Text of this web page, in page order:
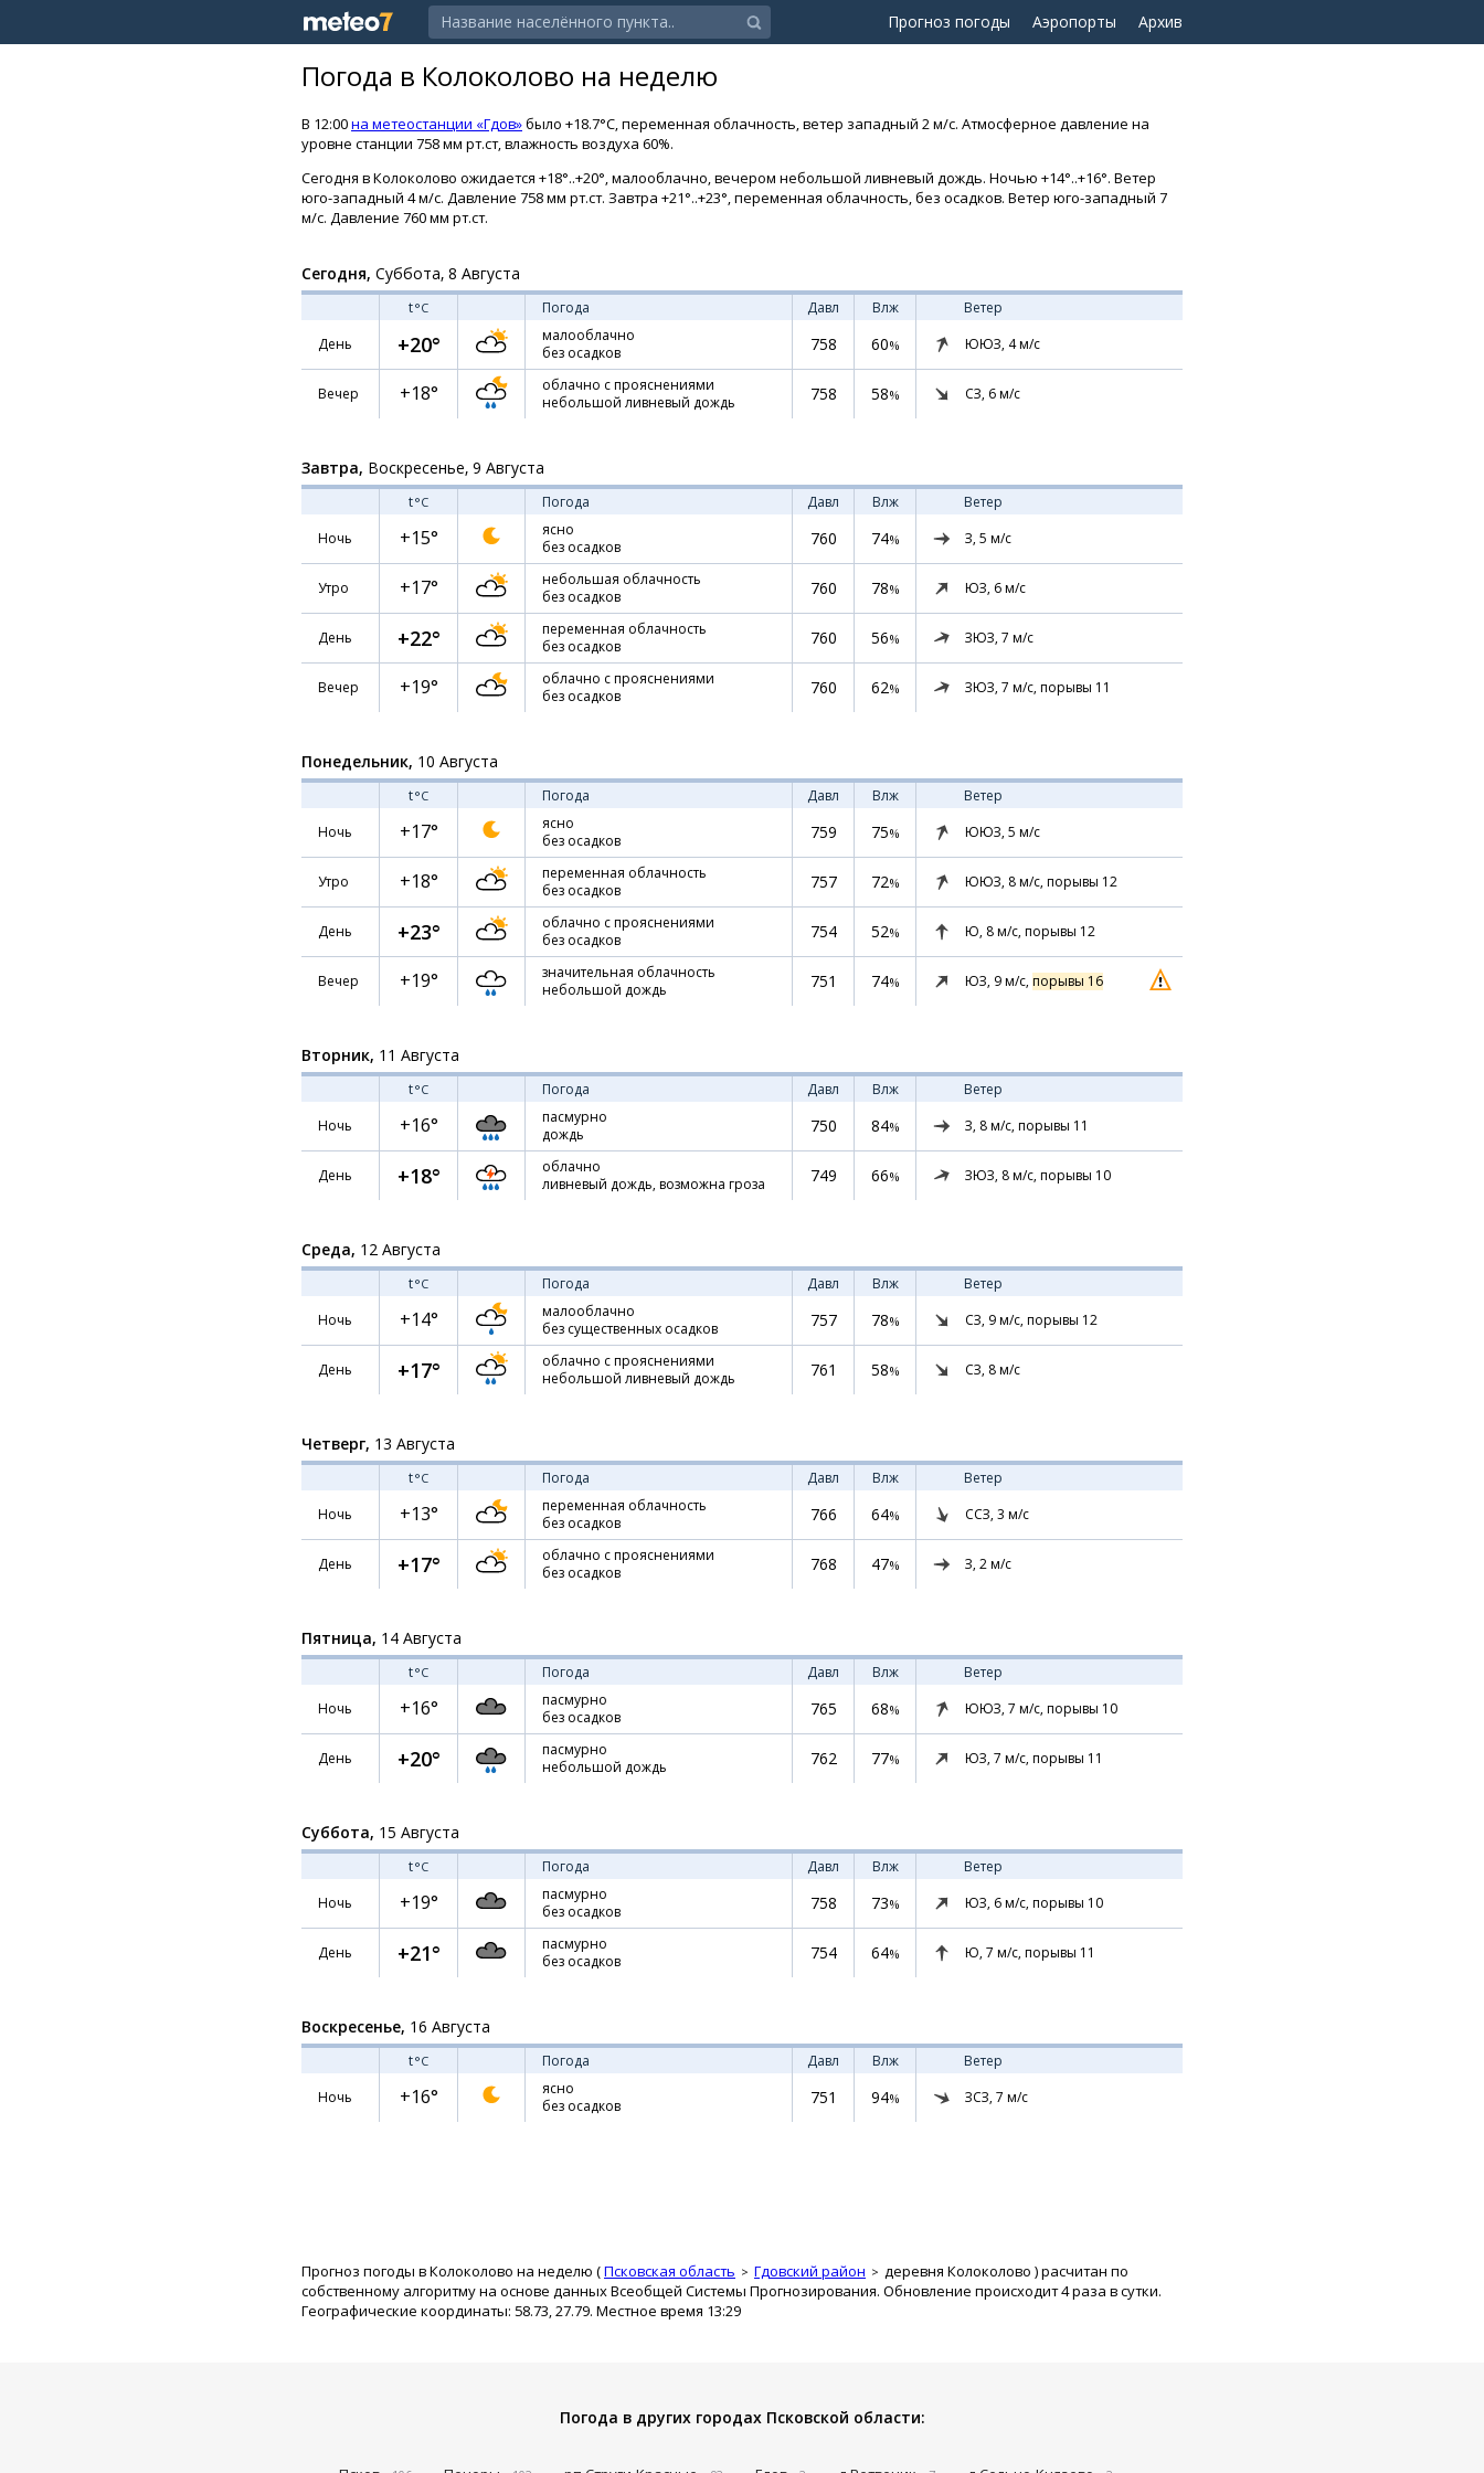
Прогноз погоды Аэропорты Архив
Погода в Колоколово на неделю
В 12:00на метеостанции «Гдов»было +18.7°C, переменная облачность, ветер западный 2 м/с. Атмосферное давление на
уровне станции 758 мм рт.ст, влажность воздуха 60%.
Сегодня в Колоколово ожидается +18°..+20°, малооблачно, вечером небольшой ливневый дождь. Ночью +14°..+16°. Ветер
юго-западный 4 м/с. Давление 758 мм рт.ст. Завтра +21°..+23°, переменная облачность, без осадков. Ветер юго-западный 7
м/с. Давление 760 мм рт.ст.
Сегодня, Суббота, 8 Августа
t°C Погода Давл Влж
Ветер
День
+20°
малооблачно
без осадков
758 60% ЮЮЗ, 4м/с
Вечер +18°
облачно с прояснениями
небольшой ливневый дождь
758 58% СЗ, 6м/с
Завтра, Воскресенье, 9 Августа
t°C Погода Давл Влж
Ветер
Ночь
+15°
ясно
без осадков
760 74% З, 5 м/с
Утро +17°
небольшая облачность
без осадков
760 78% ЮЗ, 6м/с
День +22°
переменная облачность
без осадков
760 56% ЗЮЗ, 7 м/с
Вечер +19°
облачно с прояснениями
без осадков
760 62% ЗЮЗ, 7 м/с, порывы 11
Понедельник, 10 Августа
t°C Погода Давл Влж
Ветер
Ночь
+17°
ясно
без осадков
759 75% ЮЮЗ, 5 м/с
Утро +18°
переменная облачность
без осадков
757 72% ЮЮЗ, 8м/с, порывы 12
День +23°
облачно с прояснениями
без осадков
754 52% Ю, 8м/с, порывы 12
Вечер +19°
значительная облачность
небольшой дождь
751 74% ЮЗ, 9м/с, порывы 16
Вторник, 11 Августа
t°C Погода Давл Влж
Ветер
Ночь
+16°
пасмурно
дождь
750 84% З, 8м/с, порывы 11
День +18°
облачно
ливневый дождь, возможна гроза
749 66% ЗЮЗ, 8м/с, порывы 10
Среда, 12 Августа
t°C Погода Давл Влж
Ветер
Ночь
+14°
малооблачно
без существенных осадков
757 78% СЗ, 9м/с, порывы 12
День +17°
облачно с прояснениями
небольшой ливневый дождь
761 58% СЗ, 8м/с
Четверг, 13 Августа
t°C Погода Давл Влж
Ветер
Ночь
+13°
переменная облачность
без осадков
766 64% ССЗ, 3 м/с
День +17°
облачно с прояснениями
без осадков
768 47% З, 2м/с
Пятница, 14 Августа
t°C Погода Давл Влж
Ветер
Ночь
+16°
пасмурно
без осадков
765 68% ЮЮЗ, 7 м/с, порывы 10
День +20°
пасмурно
небольшой дождь
762 77% ЮЗ, 7 м/с, порывы 11
Суббота, 15 Августа
t°C Погода Давл Влж
Ветер
Ночь
+19°
пасмурно
без осадков
758 73% ЮЗ, 6м/с, порывы 10
День +21°
пасмурно
без осадков
754 64% Ю, 7 м/с, порывы 11
Воскресенье, 16 Августа
t°C Погода Давл Влж
Ветер
Ночь
+16°
ясно
без осадков
751 94% ЗСЗ, 7 м/с
Прогноз погоды в Колоколово на неделю (Псковская область Гдовский район деревня Колоколово ) расчитан по
собственному алгоритму на основе данных Всеобщей Системы Прогнозирования. Обновление происходит 4 раза в сутки.
Географические координаты: 58.73, 27.79. Местное время 13:29
Погода в других городах Псковской области: